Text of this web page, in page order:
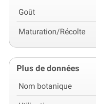
Goût
Maturation/Récolte
Plus de données
Nom botanique